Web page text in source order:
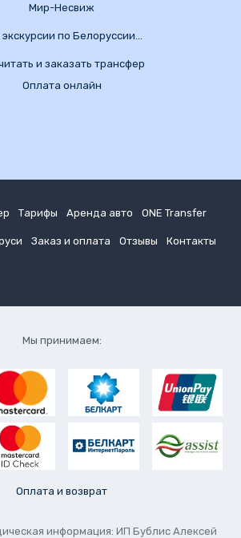
Мир-Несвиж
по Белоруссии…
и заказать трансфер
Оплата онлайн
Тарифы Аренда авто ONE Transfer
Заказ и оплата Отзывы Контакты
Мы принимаем:
Оплата и возврат
информация: ИП Бублис Алексей